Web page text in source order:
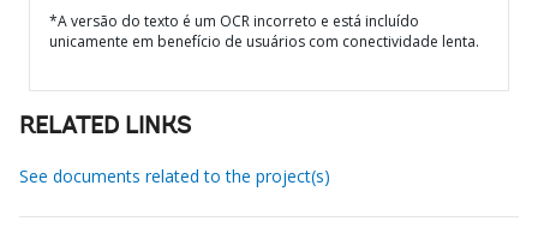
*A versão do texto é um OCR incorreto e está incluído
unicamente em benefício de usuários com conectividade lenta.
RELATED LINKS
See documents related to the project(s)